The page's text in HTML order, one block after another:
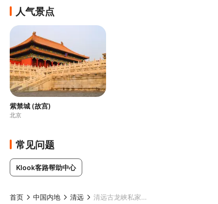
人气景点
紫禁城 (故宫)
北京
常见问题
Klook客路帮助中心
首页 中国内地 清远 清远古龙峡私家一日游（广州/深圳出发）